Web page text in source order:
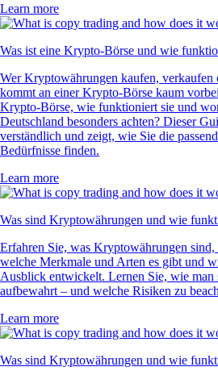
Learn more
Was ist eine Krypto-Börse und wie
Wer Kryptowährungen kaufen, verkaufen
kommt an einer Krypto-Börse kaum
Krypto-Börse, wie funktioniert sie und
Deutschland besonders achten? Dieser
verständlich und zeigt, wie Sie die
Bedürfnisse finden.
Learn more
Was sind Kryptowährungen und wie
Erfahren Sie, was Kryptowährungen
welche Merkmale und Arten es gibt und
Ausblick entwickelt. Lernen Sie, wie man
aufbewahrt – und welche Risiken zu
Learn more
Was sind Kryptowährungen und wie